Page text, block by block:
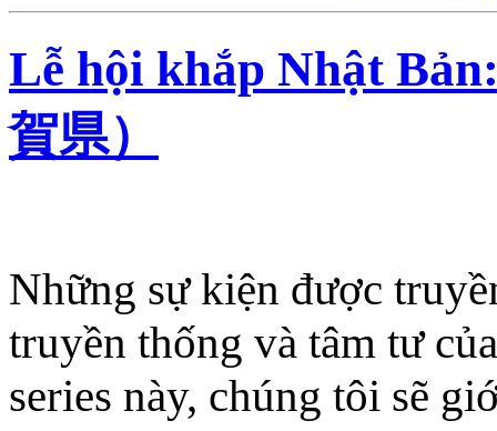
Lễ hội khắp Nhật
賀県）
Những sự kiện được
truyền thống và tâm tư
series này, chúng tôi sẽ